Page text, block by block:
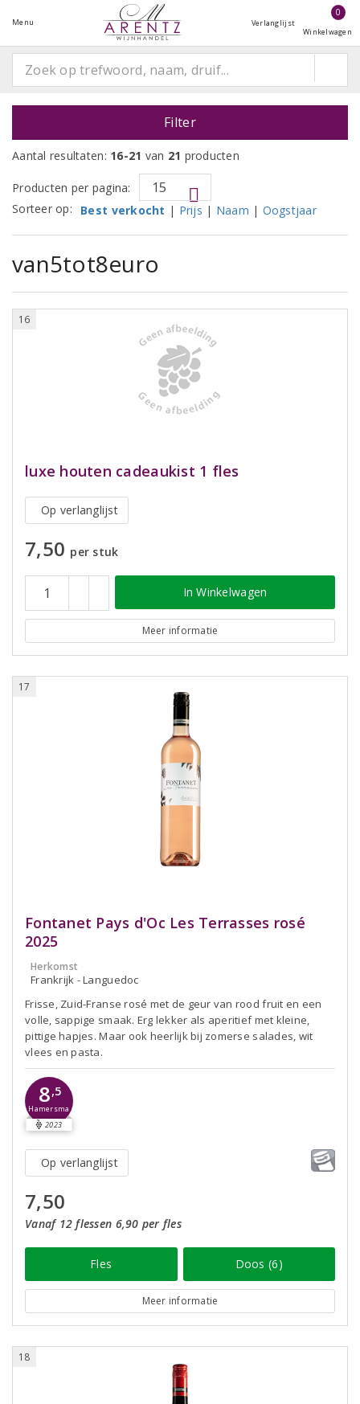
Menu Verlanglijst
0
Winkelwagen
Filter
Aantal resultaten: 16-21 van 21 producten
Producten per pagina:
Sorteer op:
Best verkocht | Prijs | Naam | Oogstjaar
van5tot8euro
16
luxe houten cadeaukist 1 fles
Op verlanglijst
7,50 per stuk
In Winkelwagen
Meer informatie
17
Fontanet Pays d'Oc Les Terrasses rosé
2025
Herkomst
Frankrijk - Languedoc
Frisse, Zuid-Franse rosé met de geur van rood fruit en een
volle, sappige smaak. Erg lekker als aperitief met kleine,
pittige hapjes. Maar ook heerlijk bij zomerse salades, wit
vlees en pasta.
8,5
Hamersma
2023
Op verlanglijst
7,50
Vanaf 12 flessen 6,90 per fles
Fles Doos (6)
Meer informatie
18